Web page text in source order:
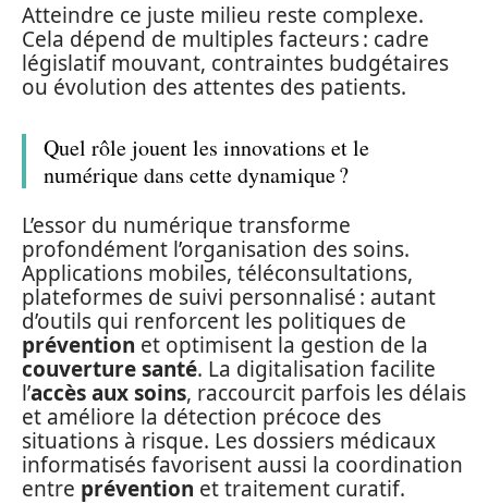
Atteindre ce juste milieu reste complexe.
Cela dépend de multiples facteurs : cadre
législatif mouvant, contraintes budgétaires
ou évolution des attentes des patients.
Quel rôle jouent les innovations et le
numérique dans cette dynamique ?
L’essor du numérique transforme
profondément l’organisation des soins.
Applications mobiles, téléconsultations,
plateformes de suivi personnalisé : autant
d’outils qui renforcent les politiques de
prévention et optimisent la gestion de la
couverture santé. La digitalisation facilite
l’accès aux soins, raccourcit parfois les délais
et améliore la détection précoce des
situations à risque. Les dossiers médicaux
informatisés favorisent aussi la coordination
entre prévention et traitement curatif.